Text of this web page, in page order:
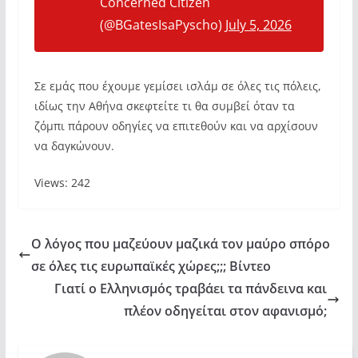
(@BGatesIsaPyscho) July 5, 2026
Σε εμάς που έχουμε γεμίσει ισλάμ σε όλες τις πόλεις,
ιδίως την Αθήνα σκεφτείτε τι θα συμβεί όταν τα
ζόμπι πάρουν οδηγίες να επιτεθούν και να αρχίσουν
να δαγκώνουν.
Views: 242
Ο λόγος που μαζεύουν μαζικά τον μαύρο σπόρο
σε όλες τις ευρωπαϊκές χώρες;;; Βίντεο
Γιατί ο Ελληνισμός τραβάει τα πάνδεινα και
πλέον οδηγείται στον αφανισμό;